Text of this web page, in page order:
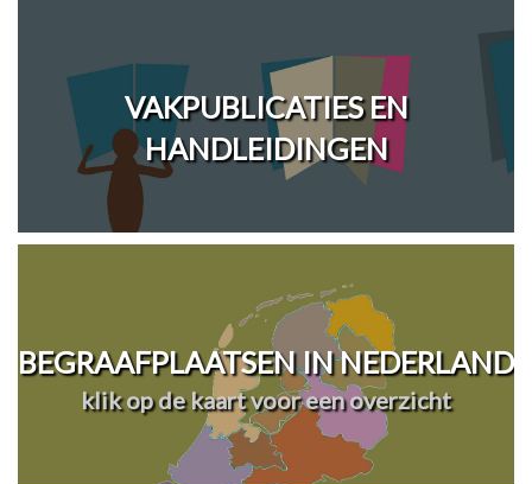
VAKPUBLICATIES EN
HANDLEIDINGEN
BEGRAAFPLAATSEN IN NEDERLAND
klik op de kaart voor een overzicht